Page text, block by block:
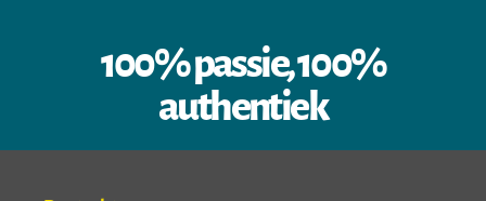
100% passie, 100%
authentiek